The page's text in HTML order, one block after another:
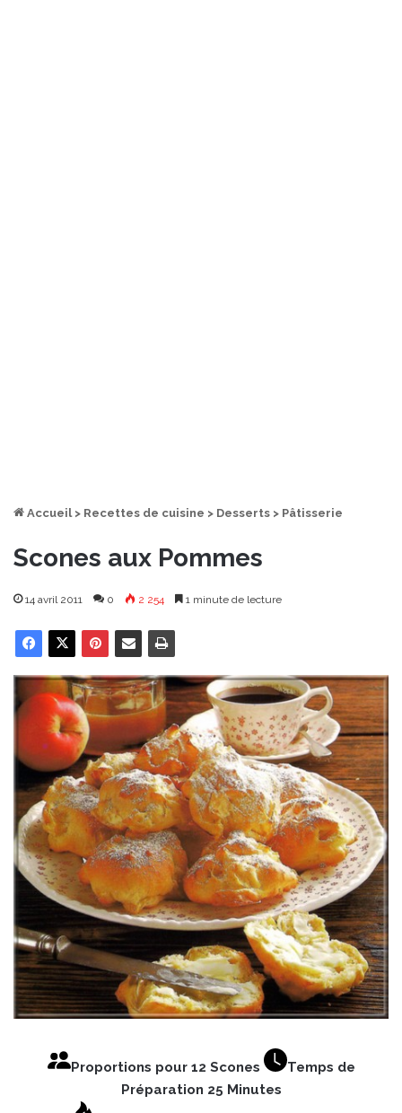
Accueil > Recettes de cuisine > Desserts > Pâtisserie
Scones aux Pommes
14 avril 2011 0 2 254 1 minute de lecture
Proportions pour 12 Scones
Temps de
Préparation 25 Minutes